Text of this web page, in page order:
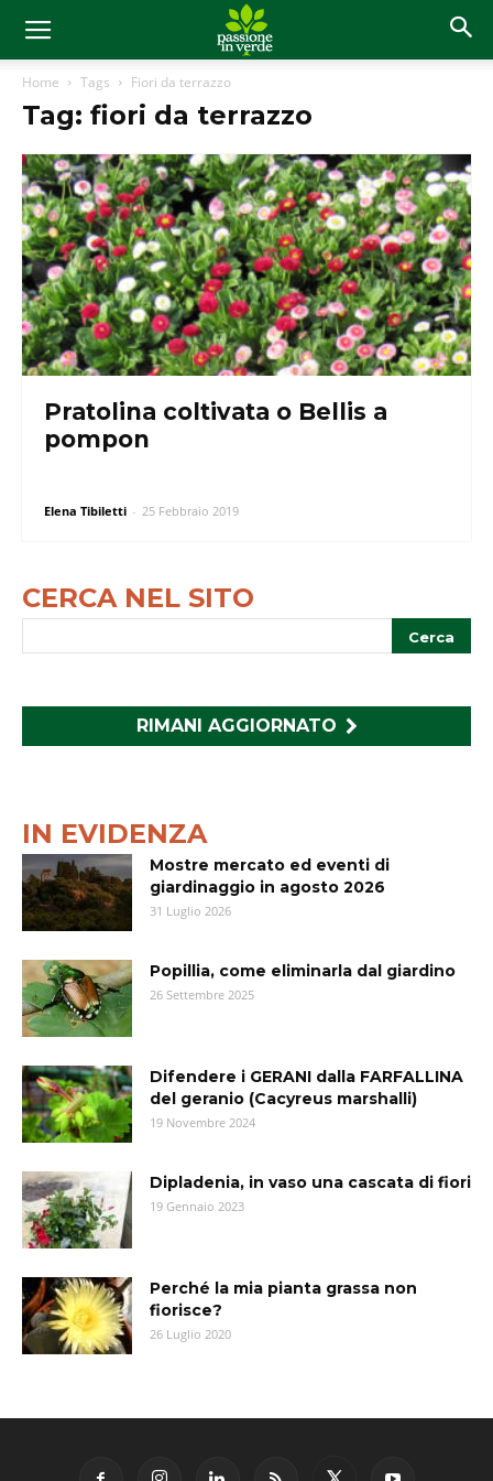
Home Tags Fiori da terrazzo
Tag: fiori da terrazzo
Pratolina coltivata o Bellis a
pompon
Elena Tibiletti - 25 Febbraio 2019
CERCA NEL SITO
RIMANI AGGIORNATO
IN EVIDENZA
Mostre mercato ed eventi di
giardinaggio in agosto 2026
31 Luglio 2026
Popillia, come eliminarla dal giardino
26 Settembre 2025
Difendere i GERANI dalla FARFALLINA
del geranio (Cacyreus marshalli)
19 Novembre 2024
Dipladenia, in vaso una cascata di fiori
19 Gennaio 2023
Perché la mia pianta grassa non
fiorisce?
26 Luglio 2020